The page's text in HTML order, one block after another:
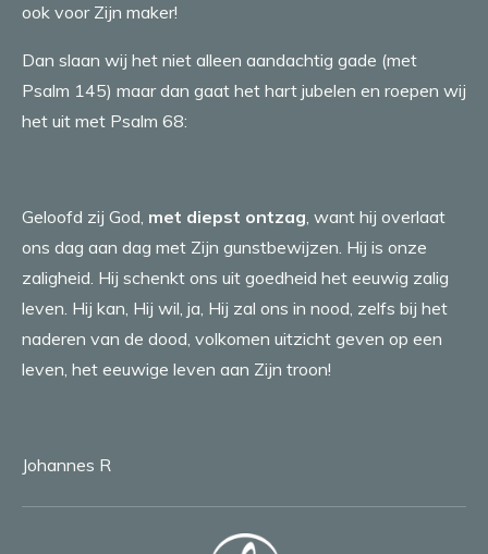
ook voor Zijn maker!
Dan slaan wij het niet alleen aandachtig gade (met
Psalm 145) maar dan gaat het hart jubelen en roepen wij
het uit met Psalm 68:
Geloofd zij God, met diepst ontzag, want hij overlaat
ons dag aan dag met Zijn gunstbewijzen. Hij is onze
zaligheid. Hij schenkt ons uit goedheid het eeuwig zalig
leven. Hij kan, Hij wil, ja, Hij zal ons in nood, zelfs bij het
naderen van de dood, volkomen uitzicht geven op een
leven, het eeuwige leven aan Zijn troon!
Johannes R